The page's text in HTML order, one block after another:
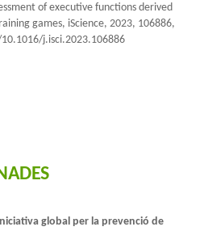
of executive functions derived
games, iScience, 2023, 106886,
j.isci.2023.106886
global per la prevenció de